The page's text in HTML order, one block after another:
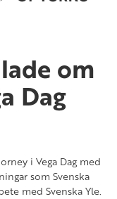
om
Dag
i Vega Dag med
som Svenska
med Svenska Yle.